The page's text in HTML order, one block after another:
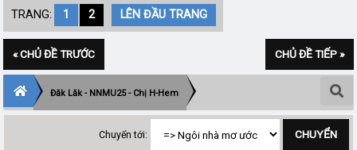
TRANG: 1 2 LÊN ĐẦU TRANG
« CHỦ ĐỀ TRƯỚC CHỦ ĐỀ TIẾP »
Đăk Lăk - NNMU25 - Chị H-Hem
Chuyển tới: